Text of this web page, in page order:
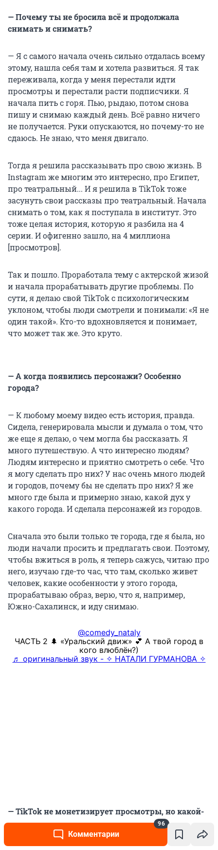
Комментарии
96
— Почему ты не бросила всё и продолжала
снимать и снимать?
— Я с самого начала очень сильно отдалась всему
этому, нашла себя там и хотела развиться. Я так
переживала, когда у меня перестали идти
просмотры и перестали расти подписчики. Я
начала пить с горя. Пью, рыдаю, потом снова
пишу и снимаю каждый день. Всё равно ничего
не получается. Руки опускаются, но почему-то не
сдаюсь. Не знаю, что меня двигало.
Тогда я решила рассказывать про свою жизнь. В
Instagram же многим это интересно, про Египет,
про театральный... И я решила в TikTok тоже
засунуть свои рассказы про театральный. Начала
снимать о том, как я поступала в институт. Это
тоже целая история, которую я разбила на 4
серии. И офигенно зашло, на 4 миллиона
[просмотров].
Так и пошло. Проработала тему с актерской жизой
и начала прорабатывать другие проблемы. По
сути, я делаю свой TikTok с психологическим
уклоном, чтобы люди смотрели и понимали: «Я не
один такой». Кто-то вдохновляется и понимает,
что может так же. Это круто.
— А когда появились персонажи? Особенно
города?
— К любому моему видео есть история, правда.
Сидела, генерировала мысли и думала о том, что
же еще я делаю, о чем могла бы рассказать. Я
много путешествую. А что интересно людям?
Людям интересно и приятно смотреть о себе. Что
я могу сделать про них? У нас очень много людей
и городов, почему бы не сделать про них? Я же
много где была и примерно знаю, какой дух у
какого города. И сделала персонажей из городов.
Сначала это были только те города, где я была, но
люди начали просить и предлагать свои. Поэтому,
чтобы вжиться в роль, я теперь сажусь, читаю про
него, изучаю где-то час, что там, сколько живет
человек, какие особенности у этого города,
прорабатываю образ, верю, что я, например,
Южно-Сахалинск, и иду снимаю.
@comedy_nataly
ЧАСТЬ 2 🌲 «Уральский движ» 💕 А твой город в
кого влюблён?)
♬ оригинальный звук - ✧ НАТАЛИ ГУРМАНОВА ✧
— TikTok не монетизирует просмотры, но какой-
то доход вообще приносит?